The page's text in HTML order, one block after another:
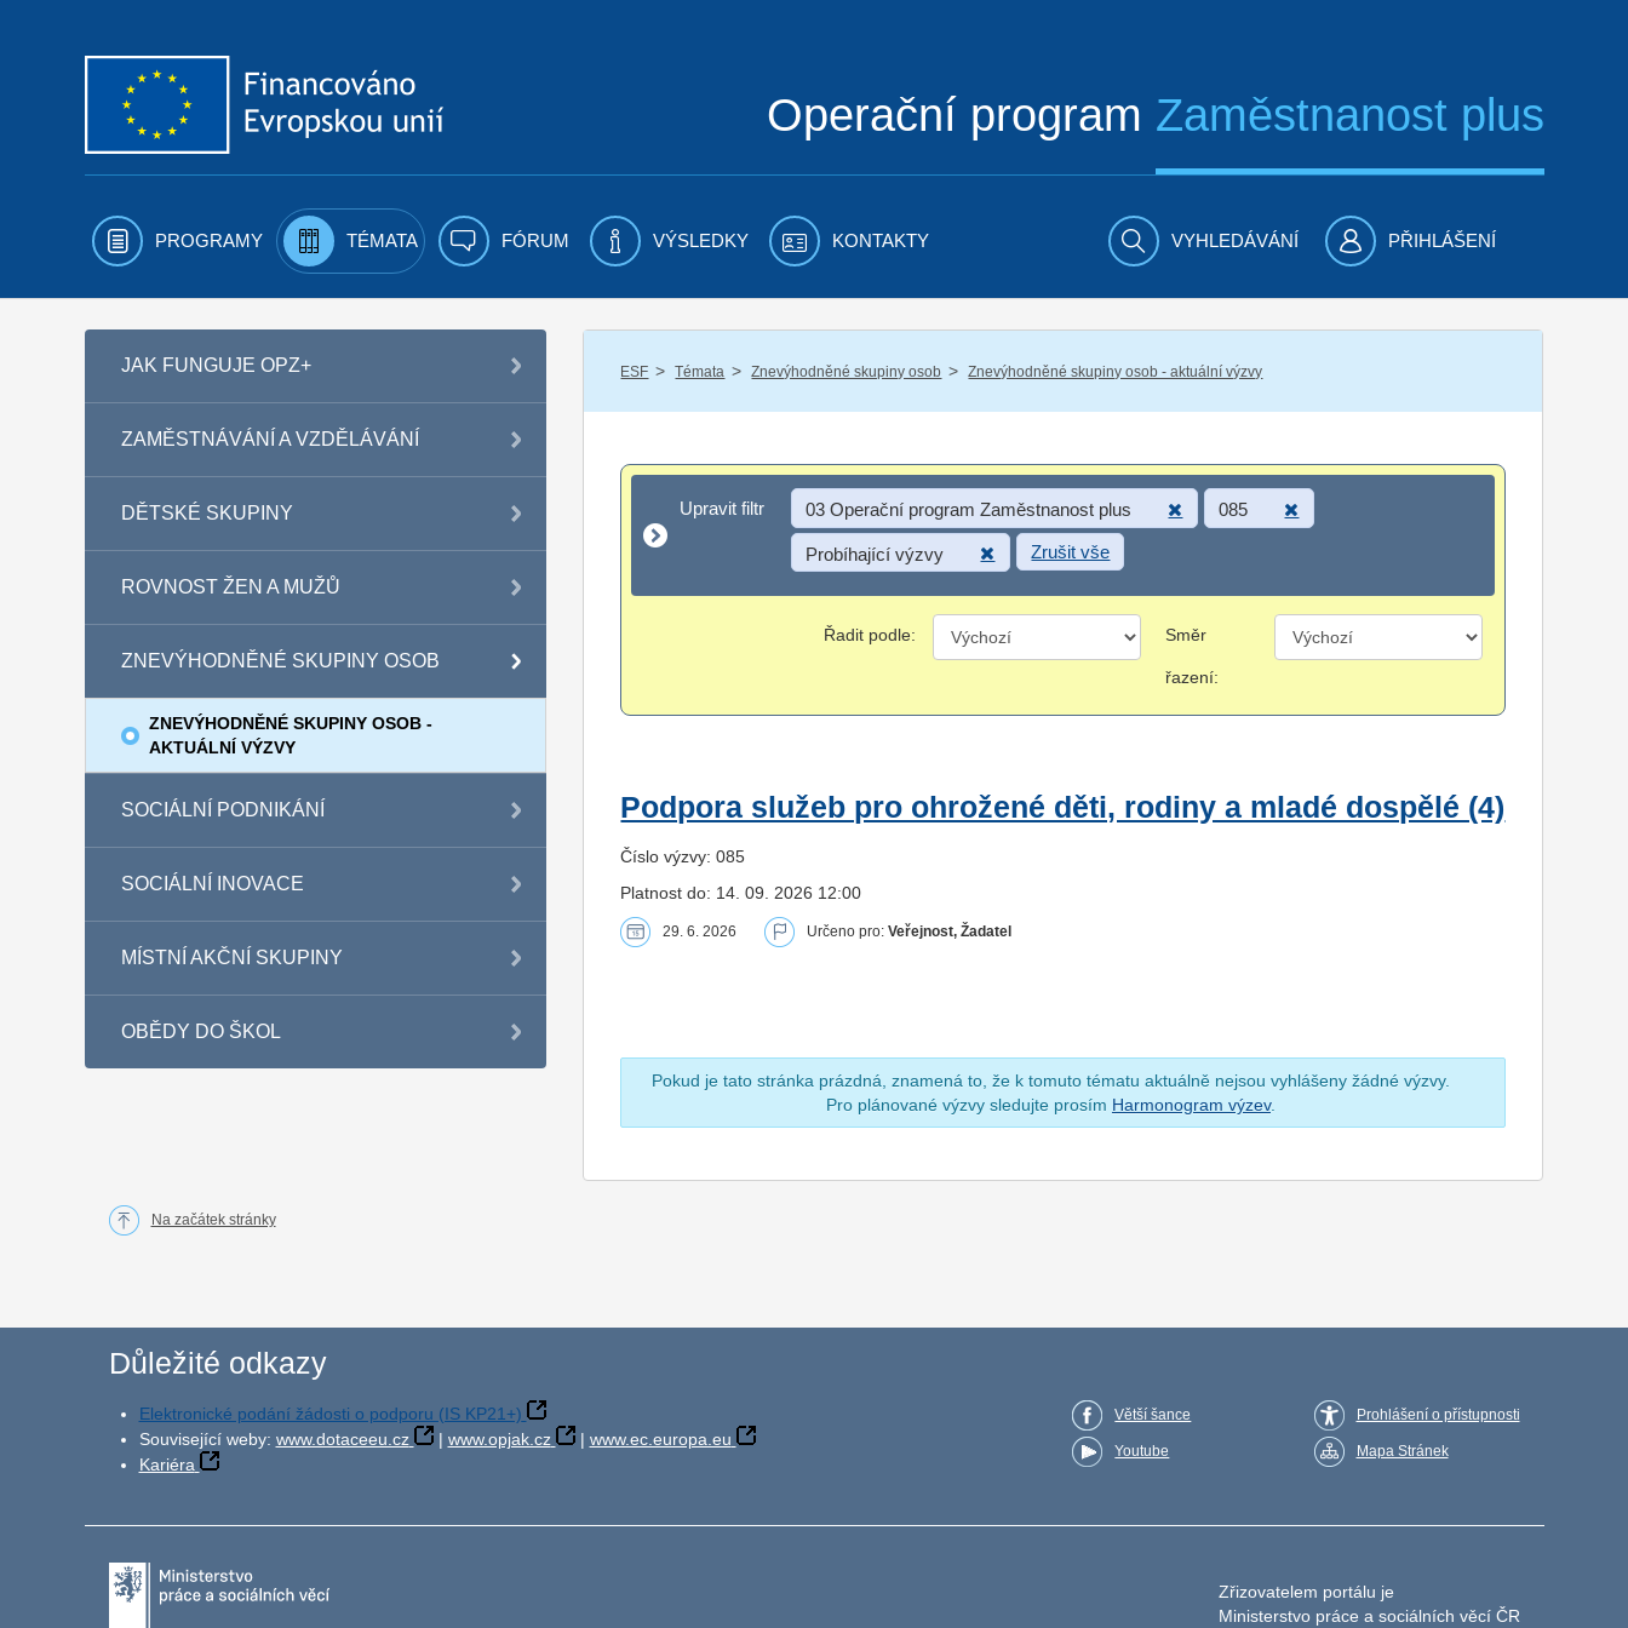
Operační program Zaměstnanost plus
PROGRAMY TÉMATA FÓRUM VÝSLEDKY KONTAKTY VYHLEDÁVÁNÍ PŘIHLÁŠENÍ
JAK FUNGUJE OPZ+
ZAMĚSTNÁVÁNÍ A VZDĚLÁVÁNÍ
DĚTSKÉ SKUPINY
ROVNOST ŽEN A MUŽŮ
ZNEVÝHODNĚNÉ SKUPINY OSOB
ZNEVÝHODNĚNÉ SKUPINY OSOB -
AKTUÁLNÍ VÝZVY
SOCIÁLNÍ PODNIKÁNÍ
SOCIÁLNÍ INOVACE
MÍSTNÍ AKČNÍ SKUPINY
OBĚDY DO ŠKOL
ESF / Témata / Znevýhodněné skupiny osob / Znevýhodněné skupiny osob - aktuální výzvy
Upravit filtr
Upravit filtr 03 Operační program Zaměstnanost plus 085
Probíhající výzvy Zrušit vše
Řadit podle: Směr
řazení:
Podpora služeb pro ohrožené děti, rodiny a mladé dospělé (4)
Číslo výzvy: 085
Platnost do: 14. 09. 2026 12:00
29. 6. 2026 Určeno pro:Veřejnost, Žadatel
Pokud je tato stránka prázdná, znamená to, že k tomuto tématu aktuálně nejsou vyhlášeny žádné výzvy.
Pro plánované výzvy sledujte prosím Harmonogram výzev.
Na začátek stránky
Důležité odkazy
Elektronické podání žádosti o podporu (IS KP21+)
Související weby: www.dotaceeu.cz | www.opjak.cz | www.ec.europa.eu
Kariéra
Větší šance
Youtube
Prohlášení o přístupnosti
Mapa Stránek
Zřizovatelem portálu je
Ministerstvo práce a sociálních věcí ČR